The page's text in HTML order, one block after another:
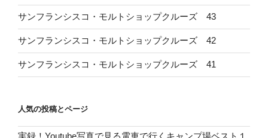
サンフランシスコ・モルトショップクルーズ 43
サンフランシスコ・モルトショップクルーズ 42
サンフランシスコ・モルトショップクルーズ 41
人気の投稿とページ
実録！Youtube写真で見る電車で行くキャンプ場ベスト１